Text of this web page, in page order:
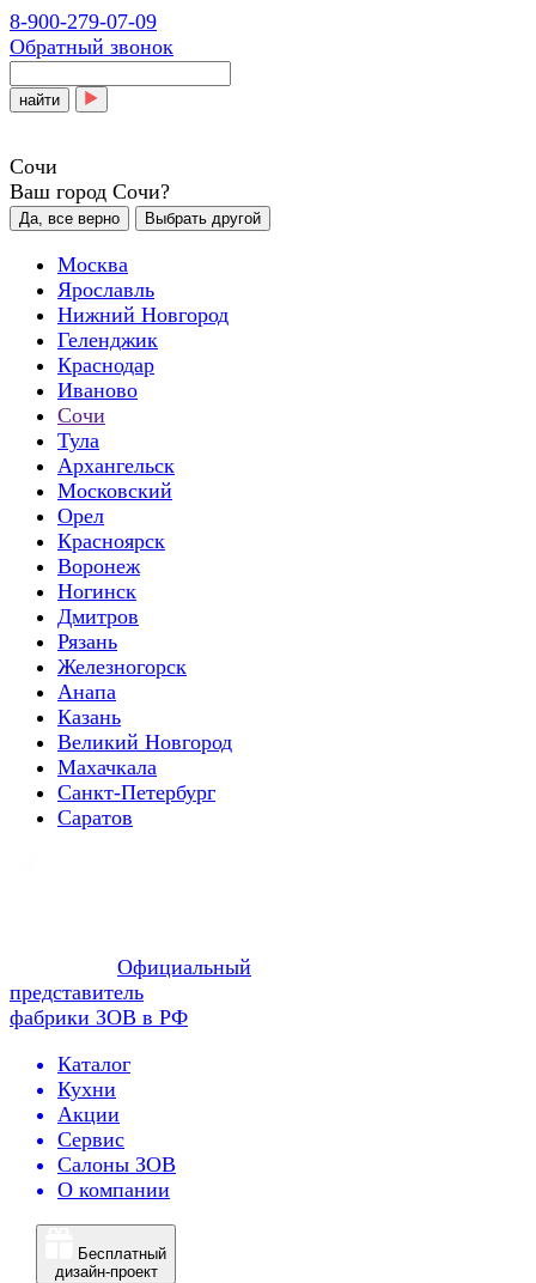
8-900-279-07-09
Обратный звонок
найти
Сочи
Ваш город Сочи?
Да, все верно Выбрать другой
Москва
Ярославль
Нижний Новгород
Геленджик
Краснодар
Иваново
Сочи
Тула
Архангельск
Московский
Орел
Красноярск
Воронеж
Ногинск
Дмитров
Рязань
Железногорск
Анапа
Казань
Великий Новгород
Махачкала
Санкт-Петербург
Саратов
Официальный
представитель
фабрики ЗОВ в РФ
Каталог
Кухни
Акции
Сервис
Салоны ЗОВ
О компании
Бесплатный
дизайн-проект